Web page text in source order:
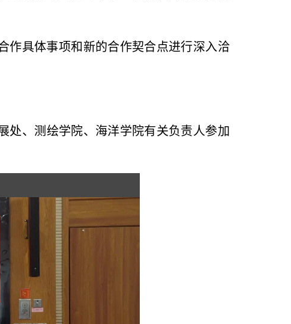
作具体事项和新的合作契合点进行深入洽
处、测绘学院、海洋学院有关负责人参加